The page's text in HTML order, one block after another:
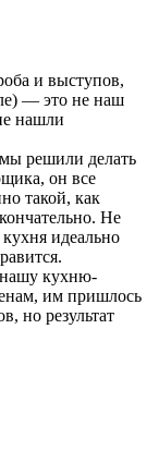
и выступов,
— это не наш
нашли
решили делать
он все
такой, как
Не
идеально
нашу кухню-
им пришлось
но результат